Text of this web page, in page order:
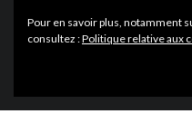
Pour en savoir plus, notamment
consultez :Politique relative aux